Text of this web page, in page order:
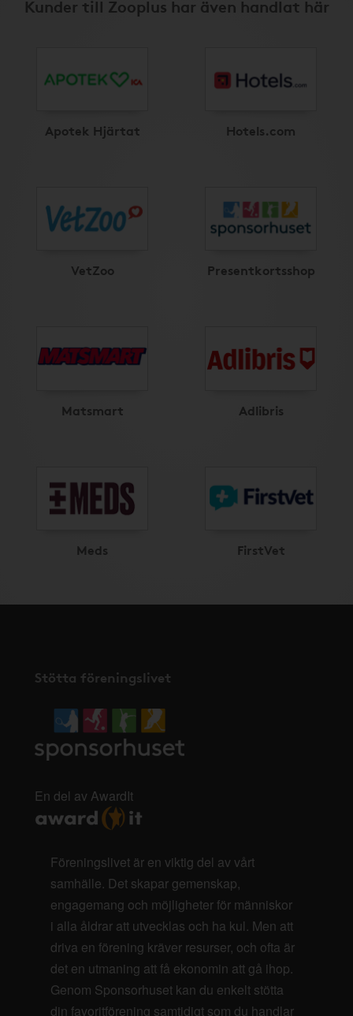
Kunder till Zooplus har även handlat här
Apotek Hjärtat Hotels.com
VetZoo Presentkortsshop
Matsmart Adlibris
Meds FirstVet
Stötta föreningslivet
En del av AwardIt
Föreningslivet är en viktig del av vårt
samhälle. Det skapar gemenskap,
engagemang och möjligheter för människor
i alla åldrar att utvecklas och ha kul. Men att
driva en förening kräver resurser, och ofta är
det en utmaning att få ekonomin att gå ihop.
Genom Sponsorhuset kan du enkelt stötta
din favoritförening samtidigt som du handlar